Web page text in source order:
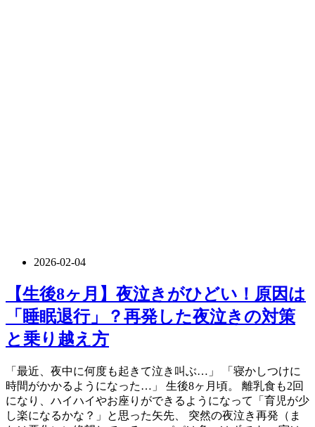
2026-02-04
【生後8ヶ月】夜泣きがひどい！原因は
「睡眠退行」？再発した夜泣きの対策
と乗り越え方
「最近、夜中に何度も起きて泣き叫ぶ…」 「寝かしつけに
時間がかかるようになった…」 生後8ヶ月頃。 離乳食も2回
になり、ハイハイやお座りができるようになって「育児が少
し楽になるかな？」と思った矢先、 突然の夜泣き再発（ま